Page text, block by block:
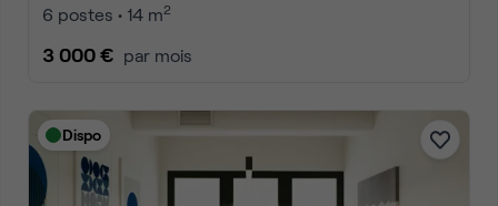
6 postes • 14 m2
3 000 € par mois
Dispo